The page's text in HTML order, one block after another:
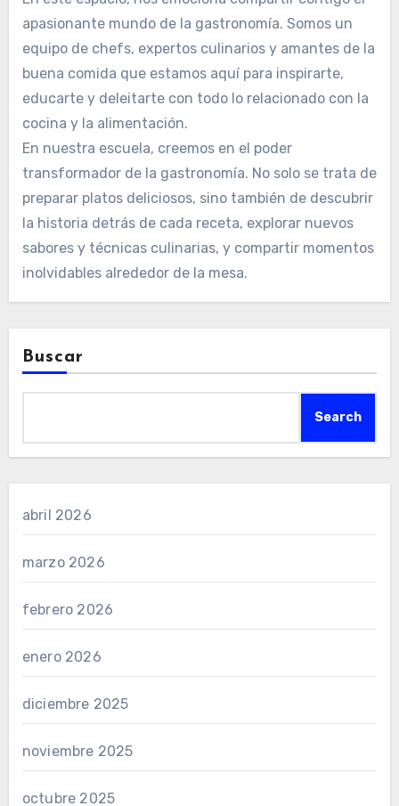
apasionante mundo de la gastronomía. Somos un
equipo de chefs, expertos culinarios y amantes de la
buena comida que estamos aquí para inspirarte,
educarte y deleitarte con todo lo relacionado con la
cocina y la alimentación.
En nuestra escuela, creemos en el poder
transformador de la gastronomía. No solo se trata de
preparar platos deliciosos, sino también de descubrir
la historia detrás de cada receta, explorar nuevos
sabores y técnicas culinarias, y compartir momentos
inolvidables alrededor de la mesa.
Buscar
Search
abril 2026
marzo 2026
febrero 2026
enero 2026
diciembre 2025
noviembre 2025
octubre 2025